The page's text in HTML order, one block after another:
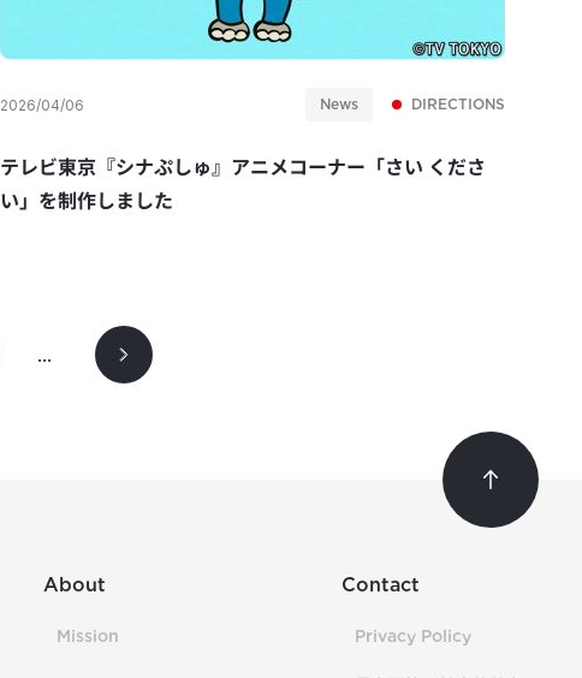
2026/04/06 News DIRECTIONS
テレビ東京『シナぷしゅ』アニメコーナー「さい くださ
い」を制作しました
...
About
Mission
Contact
Privacy Policy